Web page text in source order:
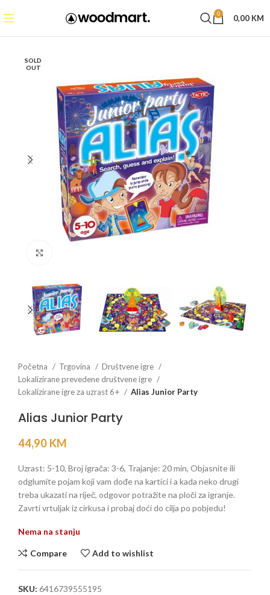
0 0,00 KM
SOLD
OUT
Početna Trgovina
Društvene igre
Lokalizirane prevedene društvene igre
Lokalizirane igre za uzrast 6+
Alias Junior Party
Alias Junior Party
44,90 KM
Uzrast: 5-10, Broj igrača: 3-6, Trajanje: 20 min, Objasnite ili
odglumite pojam koji vam dođe na kartici i a kada neko drugi
treba ukazati na riječ, odgovor potražite na ploči za igranje.
Zavrti vrtuljak iz cirkusa i probaj doći do cilja po pobjedu!
Nema na stanju
Compare Add to wishlist
SKU: 6416739555195